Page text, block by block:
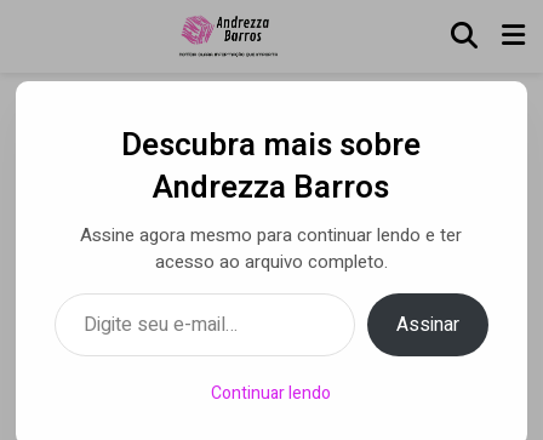
Francinne confirma
participação na 1ª Parada
Virtual do Orgulho
LGBTQIA+
Por Andrezza Barros• 13 jun 2020
Descubra mais sobre
Andrezza Barros
Assine agora mesmo para continuar lendo e ter
acesso ao arquivo completo.
Digite seu e-mail…
Assinar
Continuar lendo